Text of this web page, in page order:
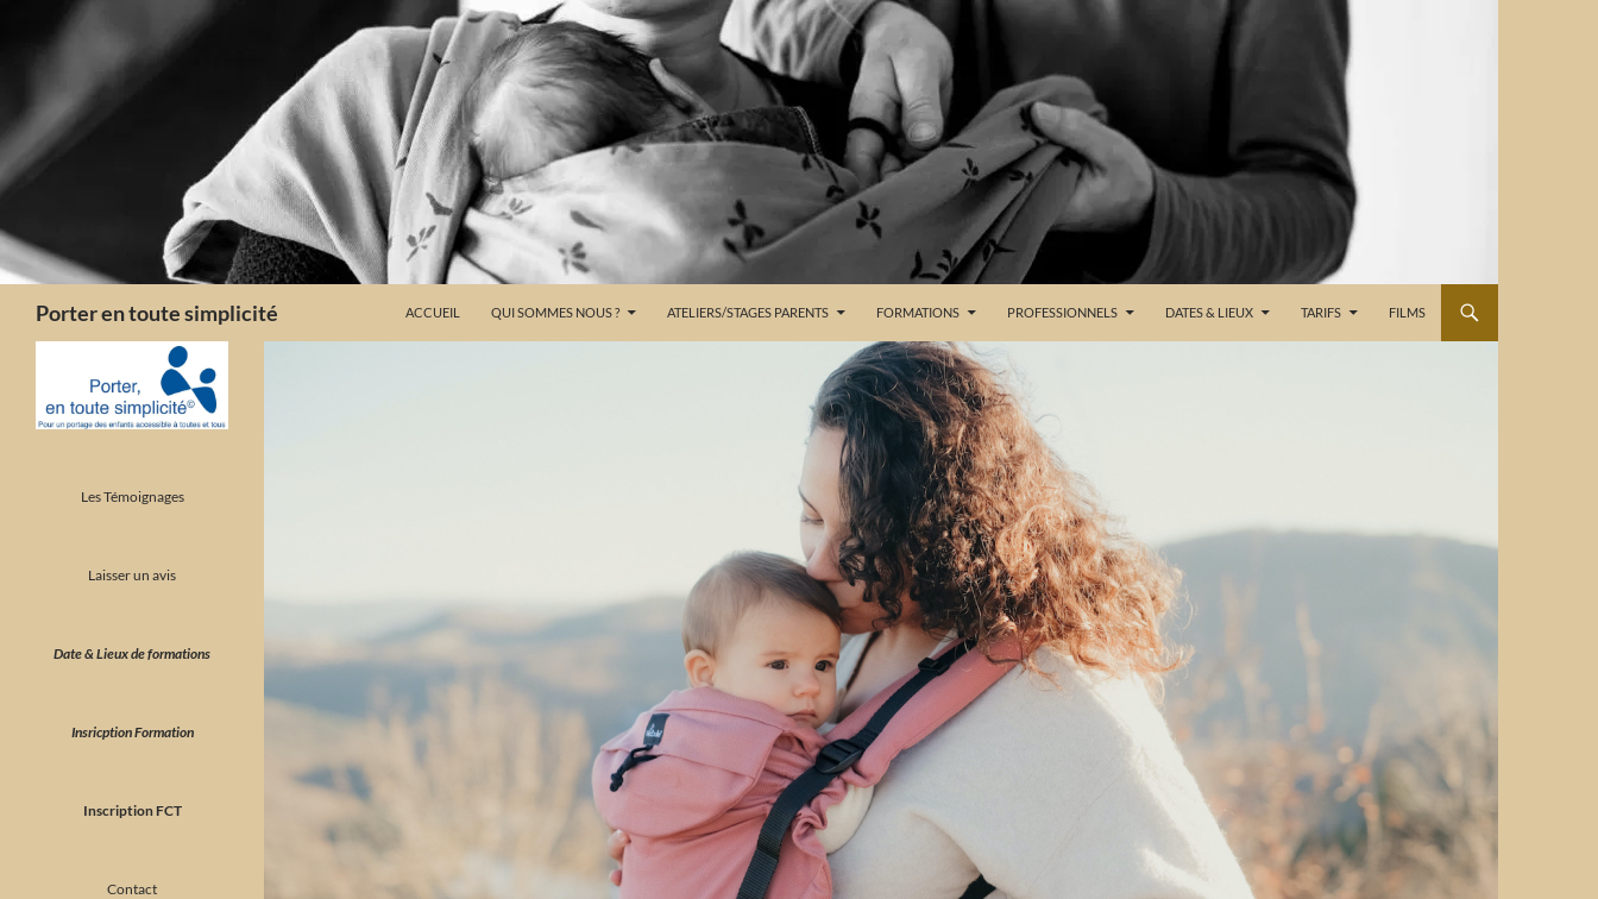
Porter en toute simplicité ACCUEIL QUI SOMMES NOUS ? ATELIERS/STAGES PARENTS FORMATIONS PROFESSIONNELS DATES & LIEUX TARIFS FILMS
Les Témoignages
Laisser un avis
Date & Lieux de formations
Insricption Formation
Inscription FCT
Contact